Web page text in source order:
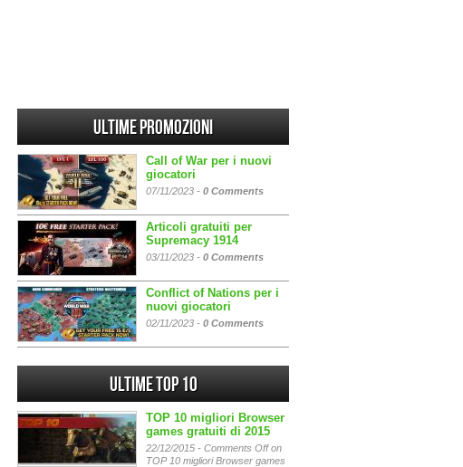
Ultime promozioni
Call of War per i nuovi
giocatori
07/11/2023 - 0 Comments
Articoli gratuiti per
Supremacy 1914
03/11/2023 - 0 Comments
Conflict of Nations per i
nuovi giocatori
02/11/2023 - 0 Comments
Ultime Top 10
TOP 10 migliori Browser
games gratuiti di 2015
22/12/2015 - Comments Offon
TOP 10 migliori Browser games